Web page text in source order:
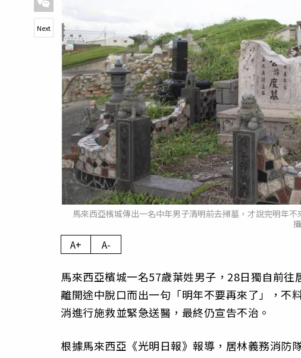
馬來西亞檳城傳出一名中年男子清明前去掃墓，才說完明年
攝
Next
A+ A-
馬來西亞檳城一名57歲葉姓男子，28日獨自前
離開途中脫口而出一句「明年不要再來了」，不
消進行施救並緊急送醫，最終仍宣告不治。
根據馬來西亞《光明日報》報導，居林義務消防